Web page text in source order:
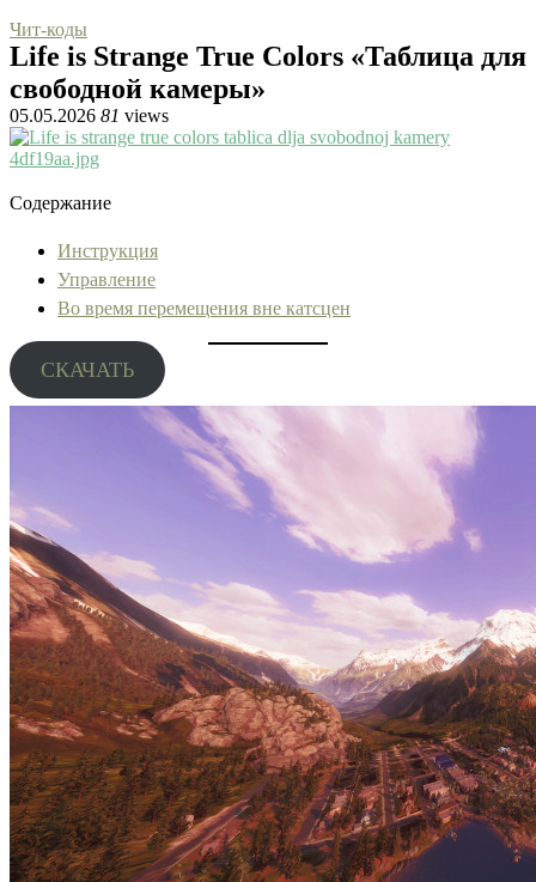
Чит-коды
Life is Strange True Colors «Таблица для
свободной камеры»
05.05.2026 81 views
Содержание
Инструкция
Управление
Во время перемещения вне катсцен
СКАЧАТЬ